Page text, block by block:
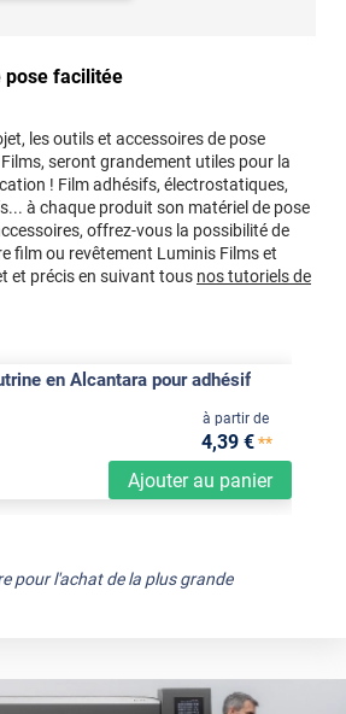
pose facilitée
les outils et accessoires de pose
seront grandement utiles pour la
! Film adhésifs, électrostatiques,
à chaque produit son matériel de pose
offrez-vous la possibilité de
film ou revêtement Luminis Films et
et précis en suivant tous nos tutoriels de
en Alcantara pour adhésif
Ajouter au panier
à partir de
4,39 €**
pour l'achat de la plus grande